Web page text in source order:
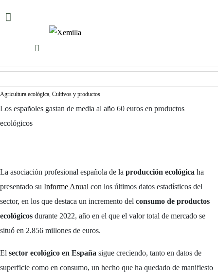
Agricultura ecológica, Cultivos y productos
Los españoles gastan de media al año 60 euros en productos
ecológicos
La asociación profesional española de la producción ecológica ha
presentado su Informe Anual con los últimos datos estadísticos del
sector, en los que destaca un incremento del consumo de productos
ecológicos durante 2022, año en el que el valor total de mercado se
situó en 2.856 millones de euros.
El sector ecológico en España sigue creciendo, tanto en datos de
superficie como en consumo, un hecho que ha quedado de manifiesto